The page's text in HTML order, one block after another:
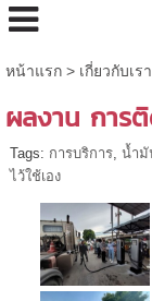
หน้าแรก> เกี่ยวกับเร
ผลงาน การ
Tags: การบริการ, น้ำมั
ไว้ใช้เอง